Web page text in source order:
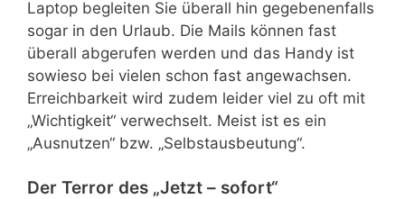
Laptop begleiten Sie überall hin gegebenenfalls
sogar in den Urlaub. Die Mails können fast
überall abgerufen werden und das Handy ist
sowieso bei vielen schon fast angewachsen.
Erreichbarkeit wird zudem leider viel zu oft mit
„Wichtigkeit“ verwechselt. Meist ist es ein
„Ausnutzen“ bzw. „Selbstausbeutung“.
Der Terror des „Jetzt – sofort“